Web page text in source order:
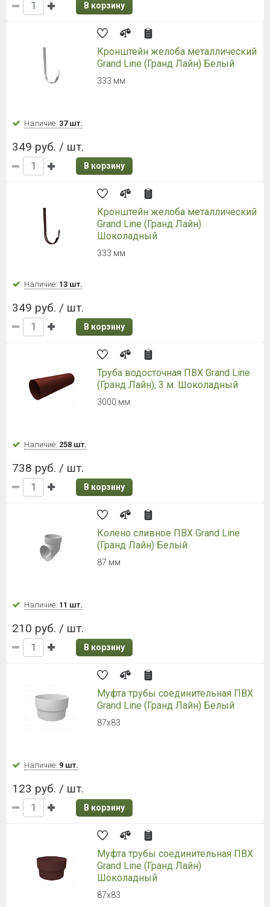
В корзину
Кронштейн желоба металлический
Grand Line (Гранд Лайн) Белый
333 мм
Наличие: 37 шт.
349 руб. / шт.
В корзину
Кронштейн желоба металлический
Grand Line (Гранд Лайн)
Шоколадный
333 мм
Наличие: 13 шт.
349 руб. / шт.
В корзину
Труба водосточная ПВХ Grand Line
(Гранд Лайн), 3 м. Шоколадный
3000 мм
Наличие: 258 шт.
738 руб. / шт.
В корзину
Колено сливное ПВХ Grand Line
(Гранд Лайн) Белый
87 мм
Наличие: 11 шт.
210 руб. / шт.
В корзину
Муфта трубы соединительная ПВХ
Grand Line (Гранд Лайн) Белый
87х83
Наличие: 9 шт.
123 руб. / шт.
В корзину
Муфта трубы соединительная ПВХ
Grand Line (Гранд Лайн)
Шоколадный
87х83